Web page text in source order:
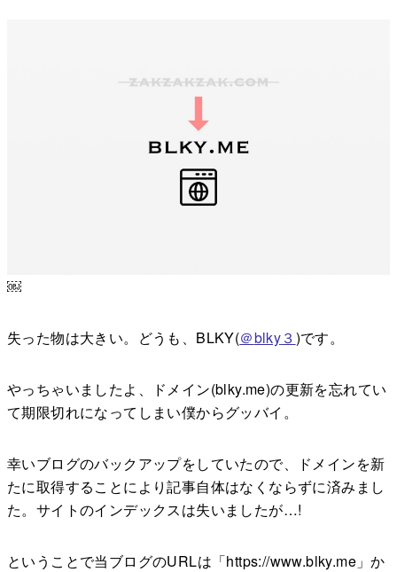
￼
失った物は大きい。どうも、BLKY(＠blky３ )です。
やっちゃいましたよ、ドメイン(blky.me)の更新を忘れてい
て期限切れになってしまい僕からグッバイ。
幸いブログのバックアップをしていたので、ドメインを新
たに取得することにより記事自体はなくならずに済みまし
た。サイトのインデックスは失いましたが…!
ということで当ブログのURLは「https://www.blky.me」か